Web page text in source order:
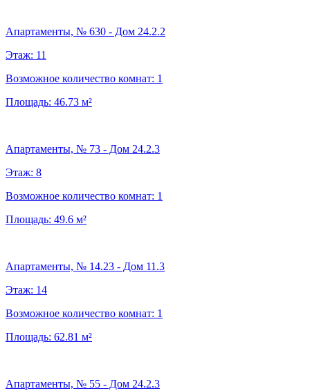
Апартаменты, № 630 - Дом 24.2.2
Этаж: 11
Возможное количество комнат: 1
Площадь: 46.73 м²
Апартаменты, № 73 - Дом 24.2.3
Этаж: 8
Возможное количество комнат: 1
Площадь: 49.6 м²
Апартаменты, № 14.23 - Дом 11.3
Этаж: 14
Возможное количество комнат: 1
Площадь: 62.81 м²
Апартаменты, № 55 - Дом 24.2.3